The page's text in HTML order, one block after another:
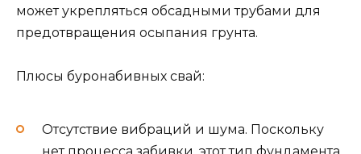
может укрепляться обсадными трубами для
предотвращения осыпания грунта.
Плюсы буронабивных свай:
Отсутствие вибраций и шума. Поскольку
нет процесса забивки, этот тип фундамента